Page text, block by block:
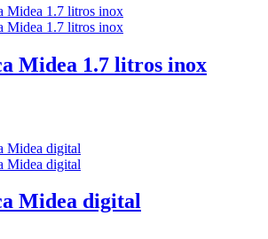
Midea 1.7 litros inox
Midea digital